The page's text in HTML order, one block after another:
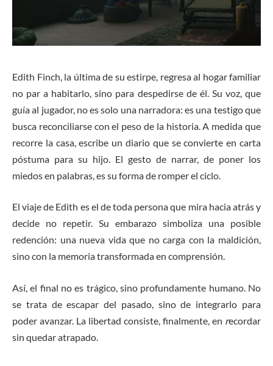
Edith Finch, la última de su estirpe, regresa al hogar familiar
no par a habitarlo, sino para despedirse de él. Su voz, que
guía al jugador, no es solo una narradora: es una testigo que
busca reconciliarse con el peso de la historia. A medida que
recorre la casa, escribe un diario que se convierte en carta
póstuma para su hijo. El gesto de narrar, de poner los
miedos en palabras, es su forma de romper el ciclo.
El viaje de Edith es el de toda persona que mira hacia atrás y
decide no repetir. Su embarazo simboliza una posible
redención: una nueva vida que no carga con la maldición,
sino con la memoria transformada en comprensión.
Así, el final no es trágico, sino profundamente humano. No
se trata de escapar del pasado, sino de integrarlo para
poder avanzar. La libertad consiste, finalmente, en recordar
sin quedar atrapado.